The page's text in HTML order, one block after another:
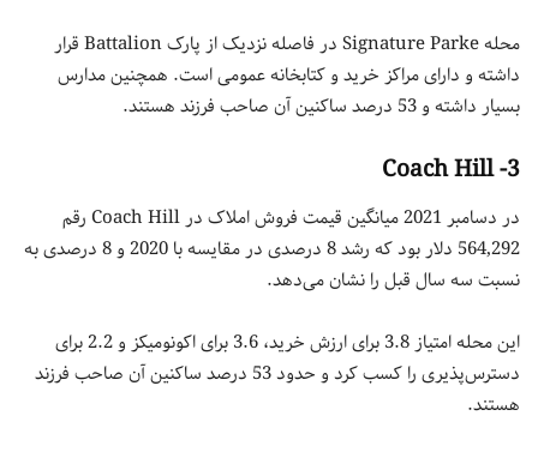
محله Signature Parke در فاصله نزدیک از پارک Battalion قرار
داشته و دارای مراکز خرید و کتابخانه عمومی است. همچنین مدارس
بسیار داشته و 53 درصد ساکنین آن صاحب فرزند هستند.
3- Coach Hill
در دسامبر 2021 میانگین قیمت فروش املاک در Coach Hill رقم
564,292 دلار بود که رشد 8 درصدی در مقایسه با 2020 و 8 درصدی به
نسبت سه سال قبل را نشان می‌دهد.
این محله امتیاز 3.8 برای ارزش خرید، 3.6 برای اکونومیکز و 2.2 برای
دسترس‌پذیری را کسب کرد و حدود 53 درصد ساکنین آن صاحب فرزند
هستند.